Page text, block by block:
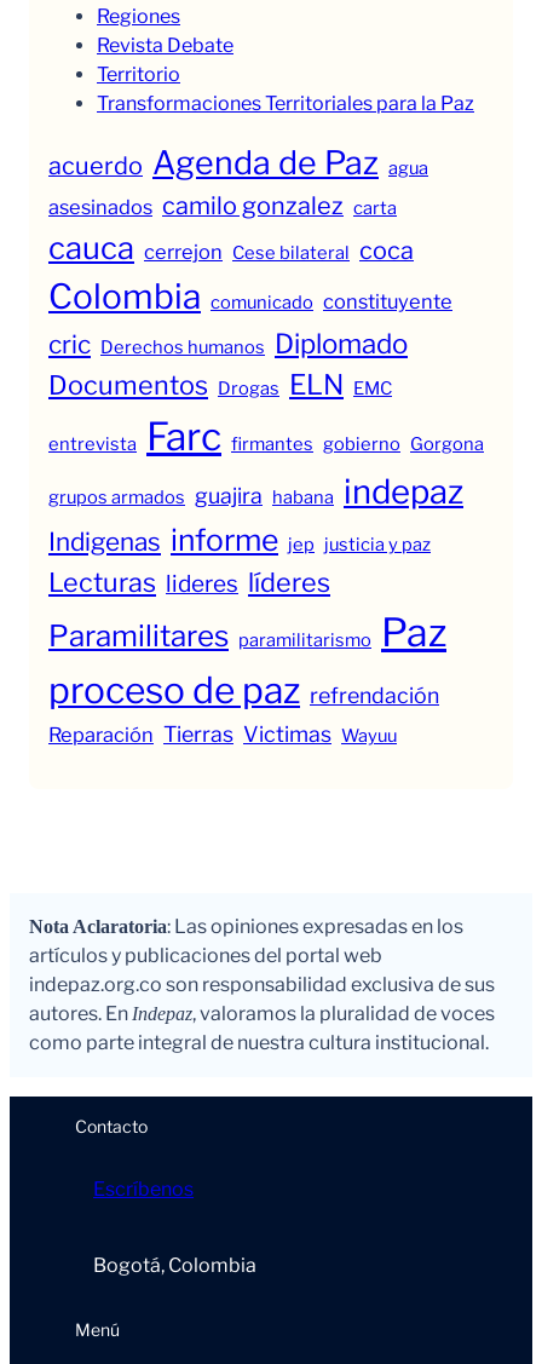
Regiones
Revista Debate
Territorio
Transformaciones Territoriales para la Paz
acuerdo Agenda de Paz agua
asesinados camilo gonzalez carta
cauca cerrejon Cese bilateral coca
Colombia comunicado constituyente
cric Derechos humanos Diplomado
Documentos Drogas ELN EMC
entrevista Farc firmantes gobierno Gorgona
grupos armados guajira habana indepaz
Indigenas informe jep justicia y paz
Lecturas lideres líderes
Paramilitares paramilitarismo Paz
proceso de paz refrendación
Reparación Tierras Victimas Wayuu
Nota Aclaratoria: Las opiniones expresadas en los
artículos y publicaciones del portal web
indepaz.org.co son responsabilidad exclusiva de sus
autores. En Indepaz, valoramos la pluralidad de voces
como parte integral de nuestra cultura institucional.
Contacto
Escríbenos
Bogotá, Colombia
Menú